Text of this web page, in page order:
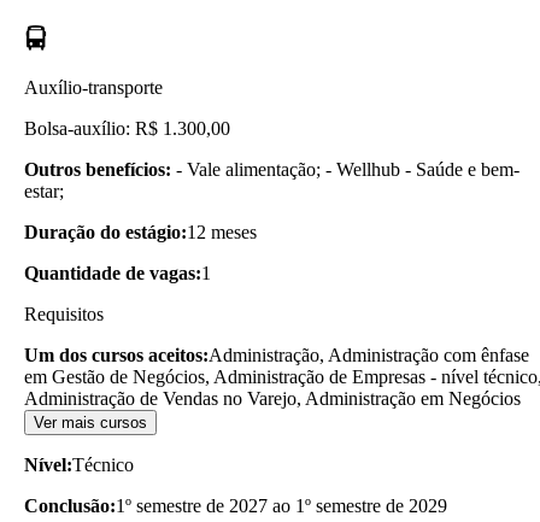
Auxílio-transporte
Bolsa-auxílio: R$ 1.300,00
Outros benefícios: - Vale alimentação; - Wellhub - Saúde e bem-
estar;
Duração do estágio:12 meses
Quantidade de vagas:1
Requisitos
Um dos cursos aceitos:Administração, Administração com ênfase
em Gestão de Negócios, Administração de Empresas - nível
Administração de Vendas no Varejo, Administração em Negócios
Ver mais cursos
Nível:Técnico
Conclusão:1º semestre de 2027 ao 1º semestre de 2029